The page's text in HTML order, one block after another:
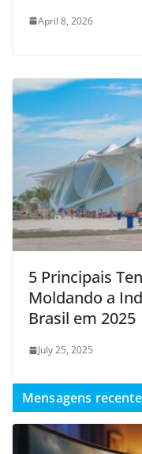
April 8, 2026
5 Principais
Moldando a
Brasil em 2025
July 25, 2025
Mensagens